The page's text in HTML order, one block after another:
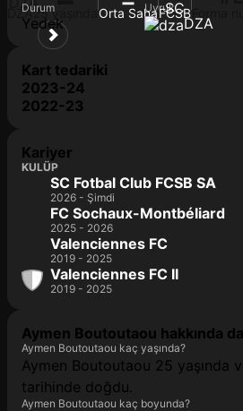
DZA25 yaşında Orta SahaFCSB
Durum
Yedek
Uyruk
DZA
Kart tedariki
2023-24
2022-23
Kariyer
KULÜP
SC Fotbal Club FCSB SA
2026 - Şimdi
FC Sochaux-Montbéliard
2025 - 2026
Valenciennes FC
2019 - 2025
Valenciennes FC II
2019 - 2025
Aymen Boutoutaou hakkında
Aymen Boutoutaou kaç yaşında?
Aymen Boutoutaou 25 yaşında
tarihinde doğdu.
Aymen Boutoutaou kaç boyunda?